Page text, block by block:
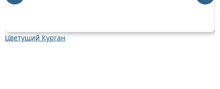
Цветущий Курган